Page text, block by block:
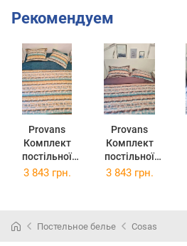
Рекомендуем
Provans
Комплект
постільної
білизни
Сімейний
Provans
Комплект
постільної
білизни
(026257)
3 843 грн. 3 843 грн.
Постельное белье Cosas